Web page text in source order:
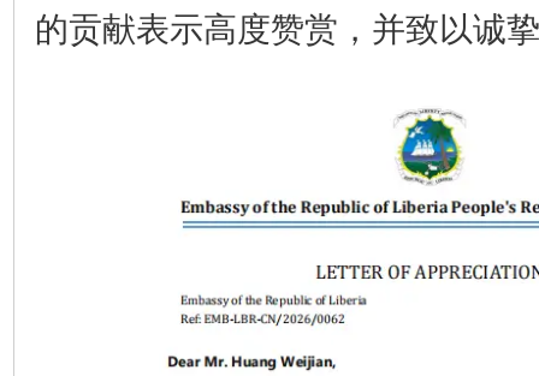
的贡献表示高度赞赏，并致以诚